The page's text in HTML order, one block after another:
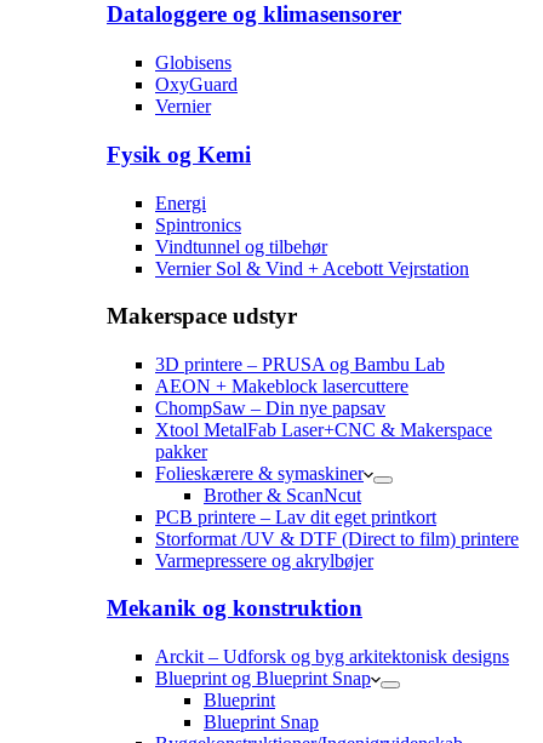
Dataloggere og klimasensorer
Globisens
OxyGuard
Vernier
Fysik og Kemi
Energi
Spintronics
Vindtunnel og tilbehør
Vernier Sol & Vind + Acebott Vejrstation
Makerspace udstyr
3D printere – PRUSA og Bambu Lab
AEON + Makeblock lasercuttere
ChompSaw – Din nye papsav
Xtool MetalFab Laser+CNC & Makerspace
pakker
Folieskærere & symaskiner
Brother & ScanNcut
PCB printere – Lav dit eget printkort
Storformat /UV & DTF (Direct to film) printere
Varmepressere og akrylbøjer
Mekanik og konstruktion
Arckit – Udforsk og byg arkitektonisk designs
Blueprint og Blueprint Snap
Blueprint
Blueprint Snap